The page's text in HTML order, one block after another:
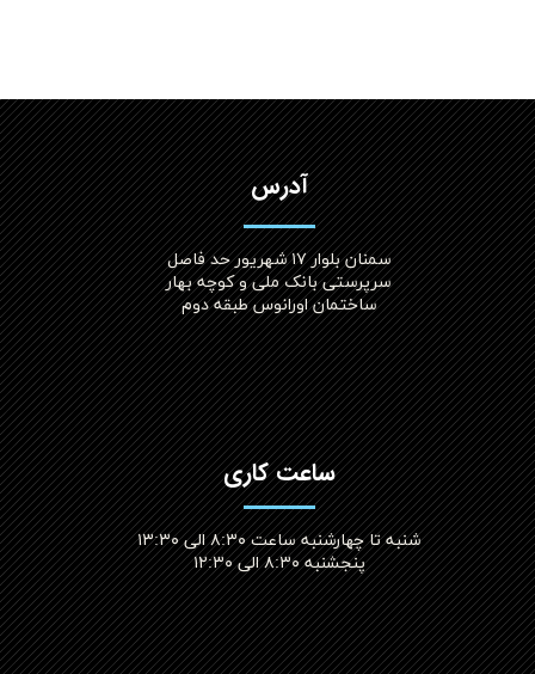
آدرس
سمنان بلوار ۱۷ شهریور حد فاصل
سرپرستی بانک ملی و کوچه بهار
ساختمان اورانوس طبقه دوم
ساعت کاری
شنبه تا چهارشنبه ساعت ۸:۳۰ الی ۱۳:۳۰
پنجشنبه ۸:۳۰ الی ۱۲:۳۰​​​​​​​